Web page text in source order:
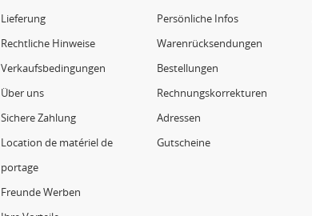
Lieferung
Rechtliche Hinweise
Verkaufsbedingungen
Über uns
Sichere Zahlung
Location de matériel de
portage
Freunde Werben
Persönliche Infos
Warenrücksendungen
Bestellungen
Rechnungskorrekturen
Adressen
Gutscheine